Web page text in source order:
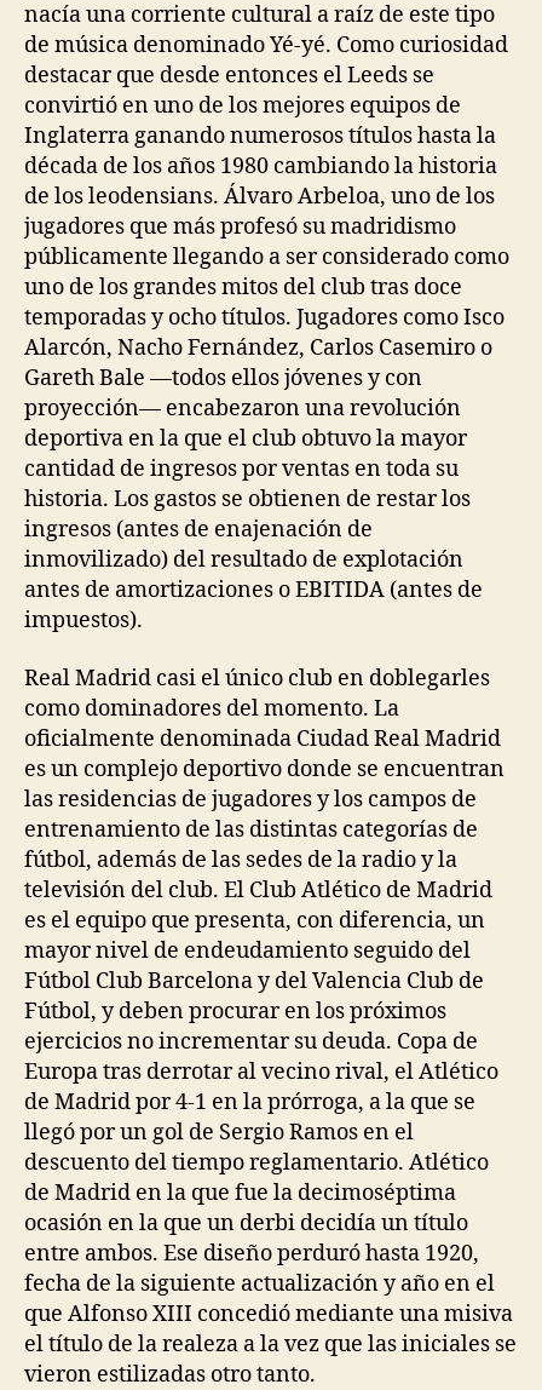
nacía una corriente cultural a raíz de este tipo
de música denominado Yé-yé. Como curiosidad
destacar que desde entonces el Leeds se
convirtió en uno de los mejores equipos de
Inglaterra ganando numerosos títulos hasta la
década de los años 1980 cambiando la historia
de los leodensians. Álvaro Arbeloa, uno de los
jugadores que más profesó su madridismo
públicamente llegando a ser considerado como
uno de los grandes mitos del club tras doce
temporadas y ocho títulos. Jugadores como Isco
Alarcón, Nacho Fernández, Carlos Casemiro o
Gareth Bale —todos ellos jóvenes y con
proyección— encabezaron una revolución
deportiva en la que el club obtuvo la mayor
cantidad de ingresos por ventas en toda su
historia. Los gastos se obtienen de restar los
ingresos (antes de enajenación de
inmovilizado) del resultado de explotación
antes de amortizaciones o EBITIDA (antes de
impuestos).
Real Madrid casi el único club en doblegarles
como dominadores del momento. La
oficialmente denominada Ciudad Real Madrid
es un complejo deportivo donde se encuentran
las residencias de jugadores y los campos de
entrenamiento de las distintas categorías de
fútbol, además de las sedes de la radio y la
televisión del club. El Club Atlético de Madrid
es el equipo que presenta, con diferencia, un
mayor nivel de endeudamiento seguido del
Fútbol Club Barcelona y del Valencia Club de
Fútbol, y deben procurar en los próximos
ejercicios no incrementar su deuda. Copa de
Europa tras derrotar al vecino rival, el Atlético
de Madrid por 4-1 en la prórroga, a la que se
llegó por un gol de Sergio Ramos en el
descuento del tiempo reglamentario. Atlético
de Madrid en la que fue la decimoséptima
ocasión en la que un derbi decidía un título
entre ambos. Ese diseño perduró hasta 1920,
fecha de la siguiente actualización y año en el
que Alfonso XIII concedió mediante una misiva
el título de la realeza a la vez que las iniciales se
vieron estilizadas otro tanto.